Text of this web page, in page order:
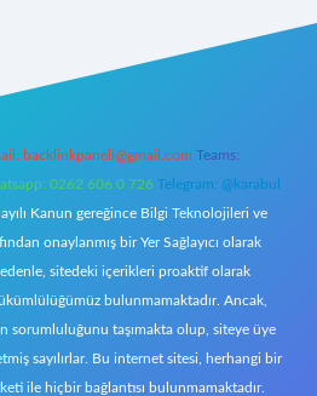
backlinkpaneli@gmail.com Teams:
0262 606 0 726 Telegram: @karabul
Kanun gereğince Bilgi Teknolojileri ve
onaylanmış bir Yer Sağlayıcı olarak
sitedeki içerikleri proaktif olarak
bulunmamaktadır. Ancak,
sorumluluğunu taşımakta olup, siteye üye
sayılırlar. Bu internet sitesi, herhangi bir
ile hiçbir bağlantısı bulunmamaktadır.